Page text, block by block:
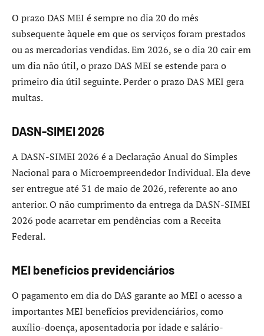
O prazo DAS MEI é sempre no dia 20 do mês
subsequente àquele em que os serviços foram prestados
ou as mercadorias vendidas. Em 2026, se o dia 20 cair em
um dia não útil, o prazo DAS MEI se estende para o
primeiro dia útil seguinte. Perder o prazo DAS MEI gera
multas.
DASN-SIMEI 2026
A DASN-SIMEI 2026 é a Declaração Anual do Simples
Nacional para o Microempreendedor Individual. Ela deve
ser entregue até 31 de maio de 2026, referente ao ano
anterior. O não cumprimento da entrega da DASN-SIMEI
2026 pode acarretar em pendências com a Receita
Federal.
MEI benefícios previdenciários
O pagamento em dia do DAS garante ao MEI o acesso a
importantes MEI benefícios previdenciários, como
auxílio-doença, aposentadoria por idade e salário-